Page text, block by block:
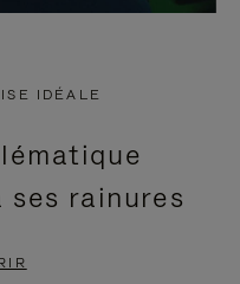
IDÉALE
ses rainures